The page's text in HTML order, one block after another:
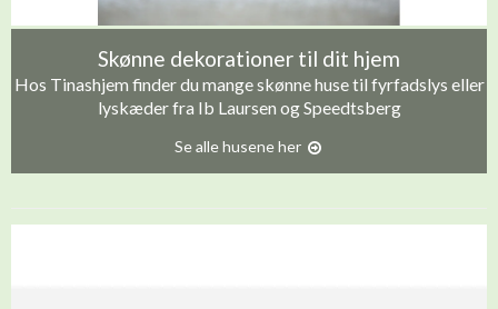
Skønne dekorationer til dit hjem
Hos Tinashjem finder du mange skønne huse til fyrfadslys eller
lyskæder fra Ib Laursen og Speedtsberg
Se alle husene her